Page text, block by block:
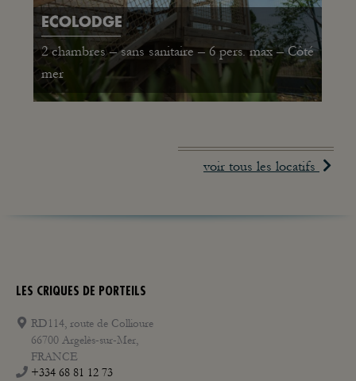
ECOLODGE
2 chambres – sans sanitaire – 6 pers. max – Côté
mer
voir tous les locatifs
LES CRIQUES DE PORTEILS
RD114, route de Collioure
66700 Argelès-sur-Mer,
FRANCE
+334 68 81 12 73